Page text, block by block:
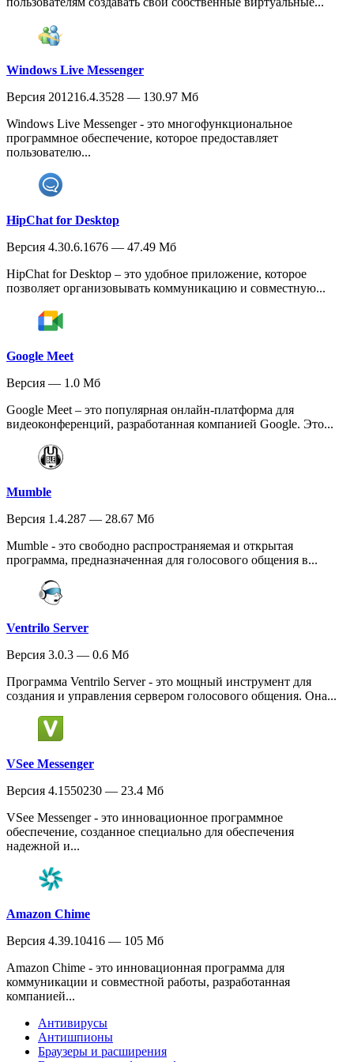
Windows Live Messenger
Версия 201216.4.3528 — 130.97 Мб
Windows Live Messenger - это многофункциональное
программное обеспечение, которое предоставляет
пользователю...
HipChat for Desktop
Версия 4.30.6.1676 — 47.49 Мб
HipChat for Desktop – это удобное приложение, которое
позволяет организовывать коммуникацию и совместную...
Google Meet
Версия — 1.0 Мб
Google Meet – это популярная онлайн-платформа для
видеоконференций, разработанная компанией Google. Это...
Mumble
Версия 1.4.287 — 28.67 Мб
Mumble - это свободно распространяемая и открытая
программа, предназначенная для голосового общения в...
Ventrilo Server
Версия 3.0.3 — 0.6 Мб
Программа Ventrilo Server - это мощный инструмент для
создания и управления сервером голосового общения. Она...
VSee Messenger
Версия 4.1550230 — 23.4 Мб
VSee Messenger - это инновационное программное
обеспечение, созданное специально для обеспечения
надежной и...
Amazon Chime
Версия 4.39.10416 — 105 Мб
Amazon Chime - это инновационная программа для
коммуникации и совместной работы, разработанная
компанией...
Антивирусы
Антишпионы
Браузеры и расширения